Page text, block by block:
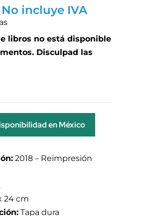
No incluye IVA
libros no está disponible
Disculpad las
en México
2018 – Reimpresión
24 cm
Tapa dura